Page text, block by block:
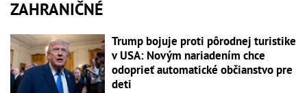
ZAHRANIČNÉ
Trump bojuje proti pôrodnej turistike
v USA: Novým nariadením chce
odoprieť automatické občianstvo pre
deti